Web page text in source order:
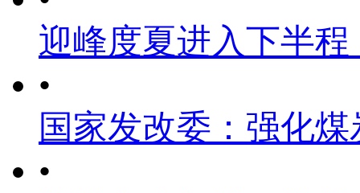
迎峰度夏进入下半
•
国家发改委：强化
•